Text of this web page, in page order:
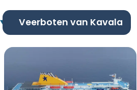
Veerboten van Kavala